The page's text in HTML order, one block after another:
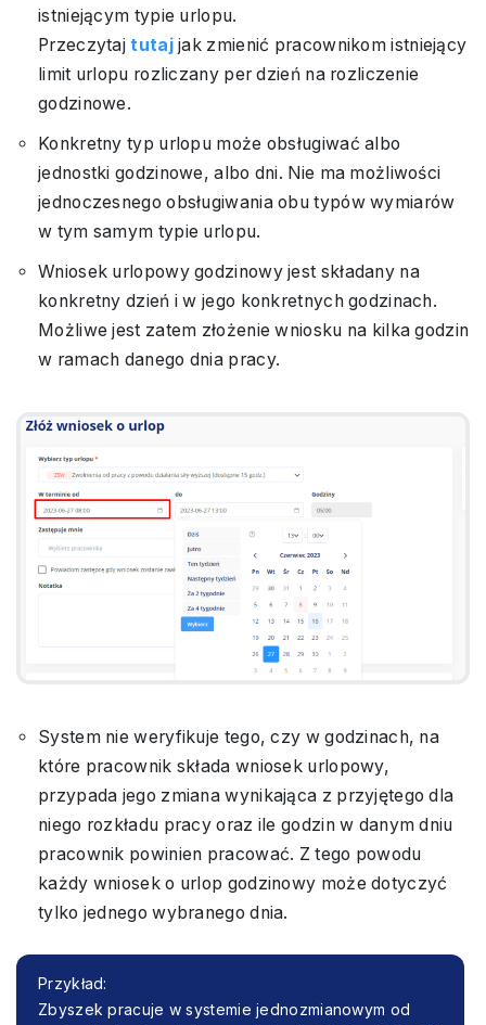
istniejącym typie urlopu.
Przeczytajtutaj jak zmienić pracownikom istniejący
limit urlopu rozliczany per dzień na rozliczenie
godzinowe.
Konkretny typ urlopu może obsługiwać albo
jednostki godzinowe, albo dni. Nie ma możliwości
jednoczesnego obsługiwania obu typów wymiarów
w tym samym typie urlopu.
Wniosek urlopowy godzinowy jest składany na
konkretny dzień i w jego konkretnych godzinach.
Możliwe jest zatem złożenie wniosku na kilka godzin
w ramach danego dnia pracy.
System nie weryfikuje tego, czy w godzinach, na
które pracownik składa wniosek urlopowy,
przypada jego zmiana wynikająca z przyjętego dla
niego rozkładu pracy oraz ile godzin w danym dniu
pracownik powinien pracować. Z tego powodu
każdy wniosek o urlop godzinowy może dotyczyć
tylko jednego wybranego dnia.
Przykład:
Zbyszek pracuje w systemie jednozmianowym od